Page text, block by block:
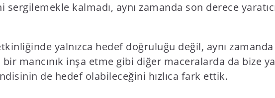
kalmadı, aynı zamanda son derece
yalnızca hedef doğruluğu değil, aynı
mancınık inşa etme gibi diğer maceralarda da bize
de hedef olabileceğini hızlıca fark ettik.